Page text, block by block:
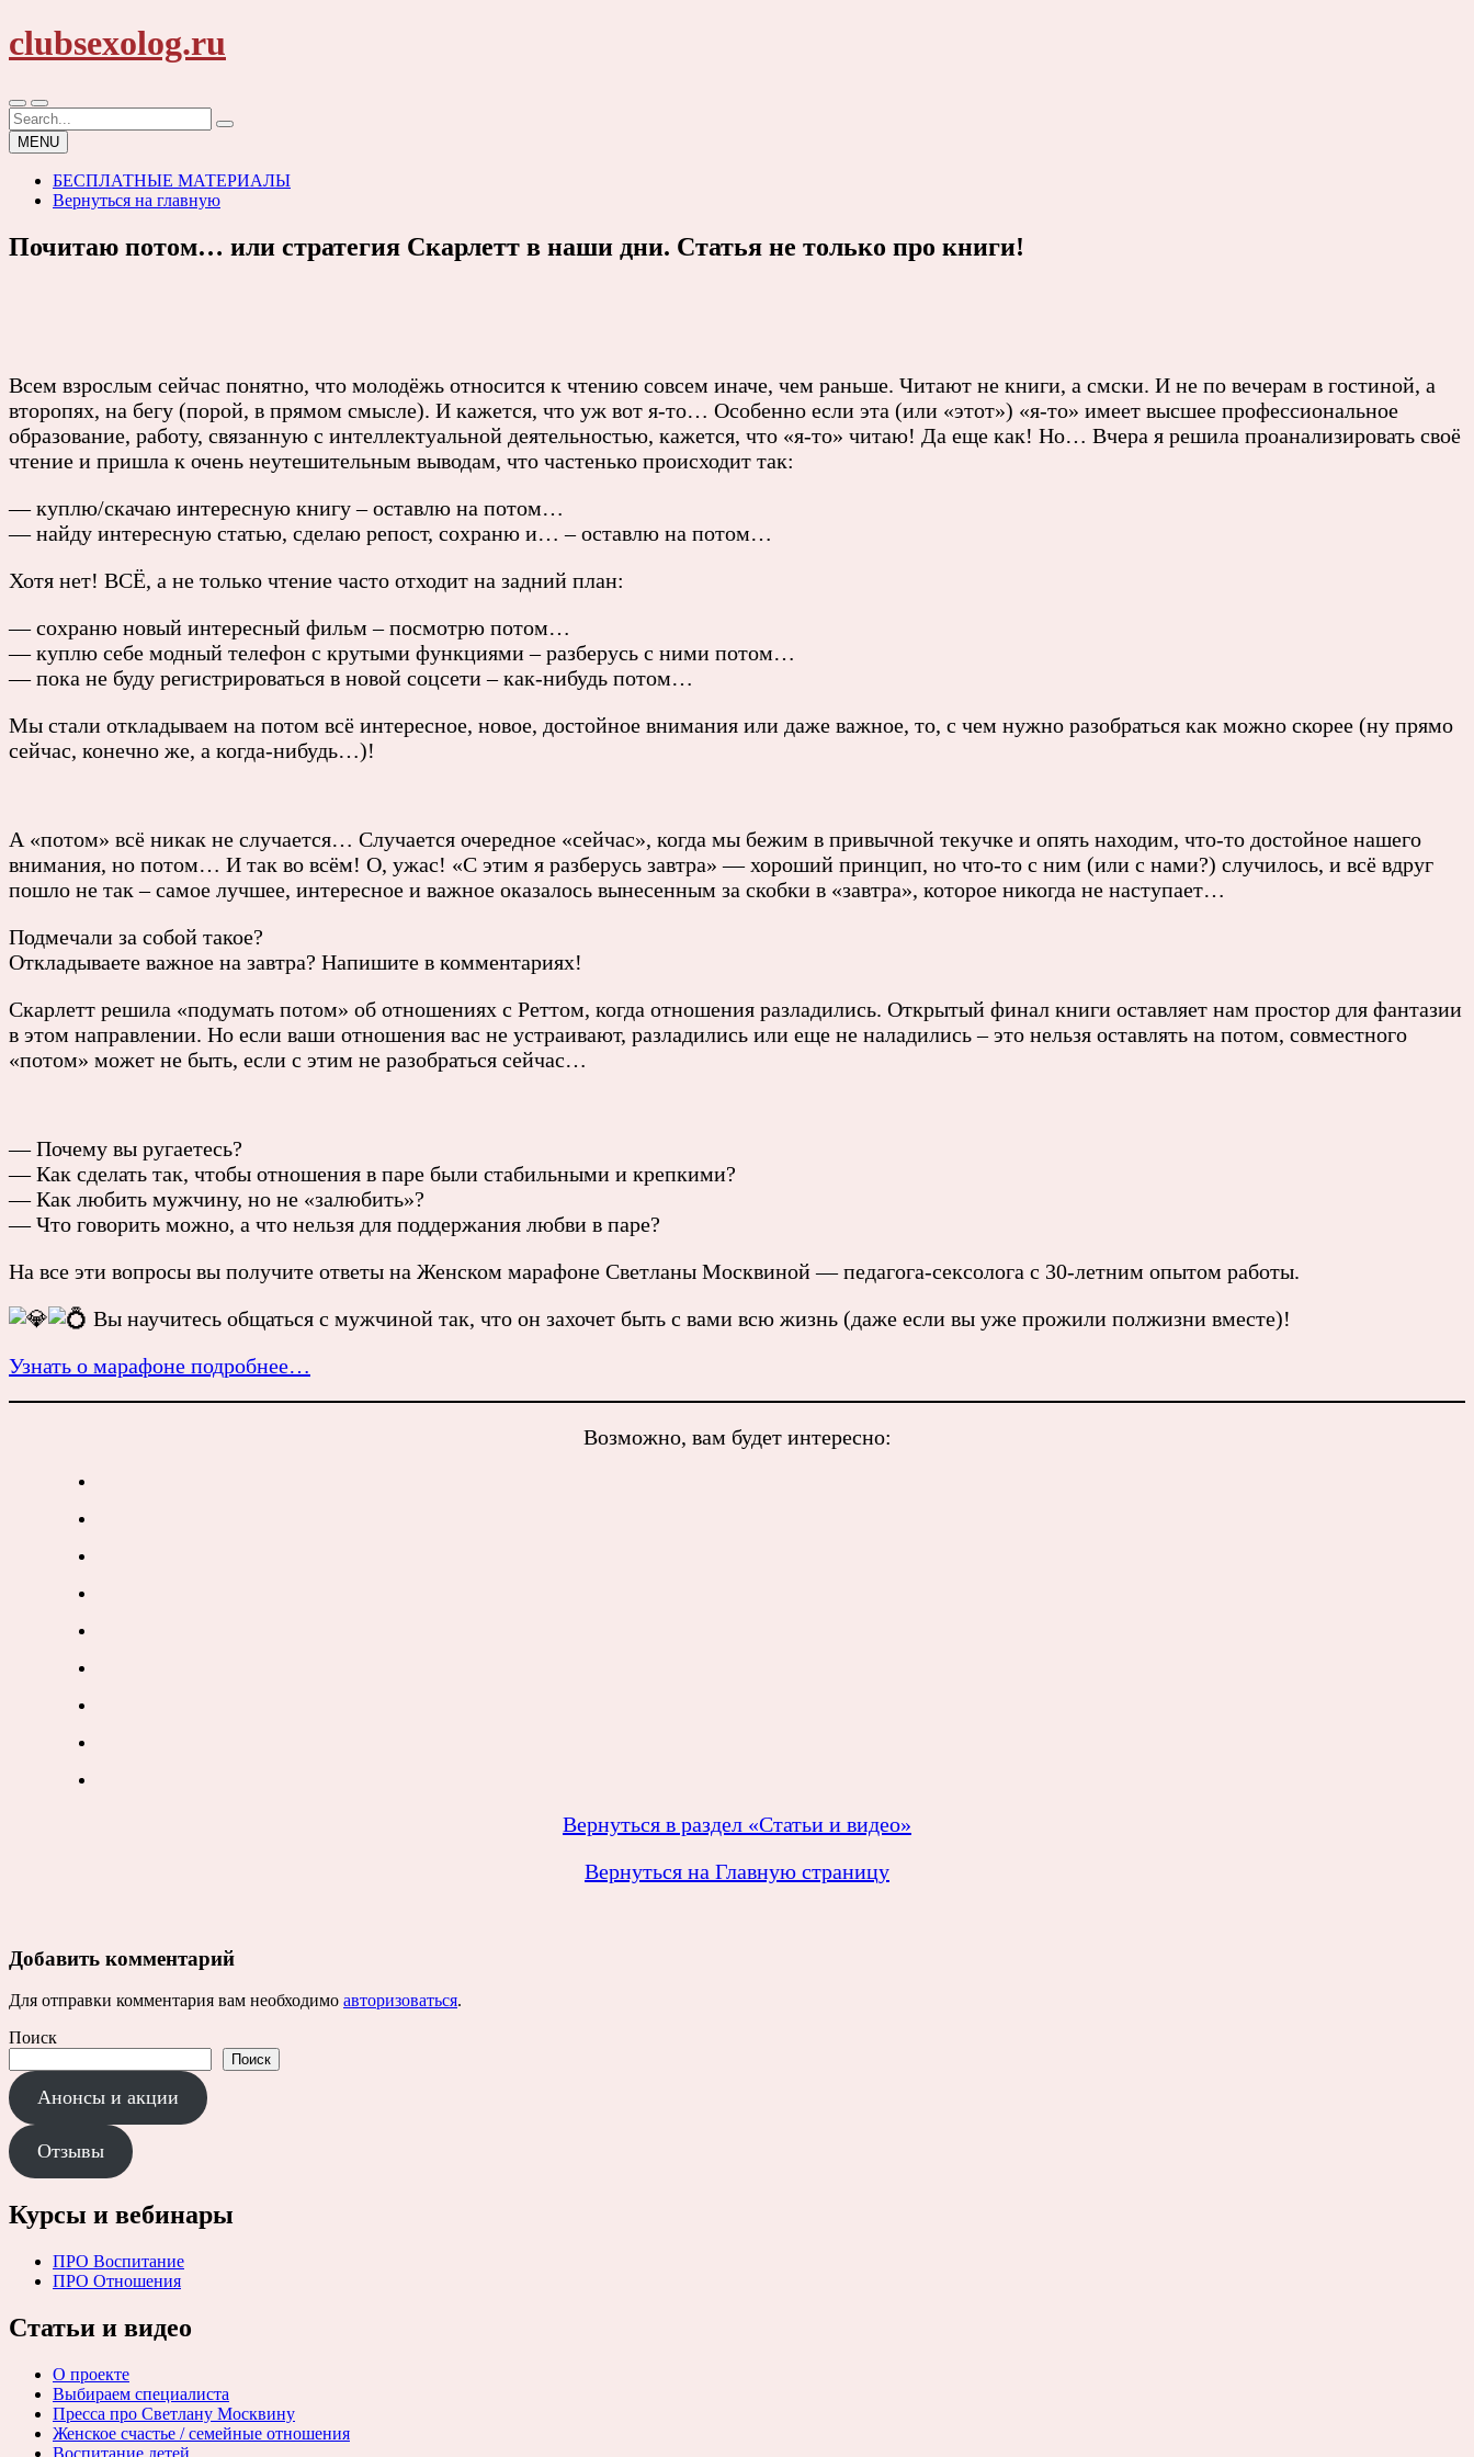
Skip
to
clubsexolog.ru
Search
for:MENU
БЕСПЛАТНЫЕ МАТЕРИАЛЫ
Вернуться на главную
Почитаю потом… или стратегия Скарлетт в наши дни. Статья не только про книги!
Всем взрослым сейчас понятно, что молодёжь относится к чтению совсем иначе, чем раньше. Читают не книги, а смски. И не по вечерам в гостиной, а
второпях, на бегу (порой, в прямом смысле). И кажется, что уж вот я-то… Особенно если эта (или «этот») «я-то» имеет высшее профессиональное
образование, работу, связанную с интеллектуальной деятельностью, кажется, что «я-то» читаю! Да еще как! Но… Вчера я решила проанализировать своё
чтение и пришла к очень неутешительным выводам, что частенько происходит так:
— куплю/скачаю интересную книгу – оставлю на потом…
— найду интересную статью, сделаю репост, сохраню и… – оставлю на потом…
Хотя нет! ВСЁ, а не только чтение часто отходит на задний план:
— сохраню новый интересный фильм – посмотрю потом…
— куплю себе модный телефон с крутыми функциями – разберусь с ними потом…
— пока не буду регистрироваться в новой соцсети – как-нибудь потом…
Мы стали откладываем на потом всё интересное, новое, достойное внимания или даже важное, то, с чем нужно разобраться как можно скорее (ну прямо
сейчас, конечно же, а когда-нибудь…)!
А «потом» всё никак не случается… Случается очередное «сейчас», когда мы бежим в привычной текучке и опять находим, что-то достойное нашего
внимания, но потом… И так во всём! О, ужас! «С этим я разберусь завтра» — хороший принцип, но что-то с ним (или с нами?) случилось, и всё вдруг
пошло не так – самое лучшее, интересное и важное оказалось вынесенным за скобки в «завтра», которое никогда не наступает…
Подмечали за собой такое?
Откладываете важное на завтра? Напишите в комментариях!
Скарлетт решила «подумать потом» об отношениях с Реттом, когда отношения разладились. Открытый финал книги оставляет нам простор для фантазии
в этом направлении. Но если ваши отношения вас не устраивают, разладились или еще не наладились – это нельзя оставлять на потом, совместного
«потом» может не быть, если с этим не разобраться сейчас…
— Почему вы ругаетесь?
— Как сделать так, чтобы отношения в паре были стабильными и крепкими?
— Как любить мужчину, но не «залюбить»?
— Что говорить можно, а что нельзя для поддержания любви в паре?
На все эти вопросы вы получите ответы на Женском марафоне Светланы Москвиной — педагога-сексолога с 30-летним опытом работы.
Вы научитесь общаться с мужчиной так, что он захочет быть с вами всю жизнь (даже если вы уже прожили полжизни вместе)!
Узнать о марафоне подробнее…
Возможно, вам будет интересно:
Вернуться в раздел «Статьи и видео»
Вернуться на Главную страницу
Добавить комментарий
Для отправки комментария вам необходимо авторизоваться.
Поиск
Поиск
Анонсы и акции
Отзывы
Курсы и вебинары
ПРО Воспитание
ПРО Отношения
Статьи и видео
О проекте
Выбираем специалиста
Пресса про Светлану Москвину
Женское счастье / семейные отношения
Воспитание детей